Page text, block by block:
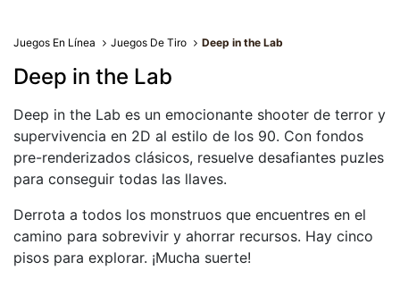
Juegos En Línea Juegos De Tiro Deep in the Lab
Deep in the Lab
Deep in the Lab es un emocionante shooter de terror y
supervivencia en 2D al estilo de los 90. Con fondos
pre-renderizados clásicos, resuelve desafiantes puzles
para conseguir todas las llaves.
Derrota a todos los monstruos que encuentres en el
camino para sobrevivir y ahorrar recursos. Hay cinco
pisos para explorar. ¡Mucha suerte!